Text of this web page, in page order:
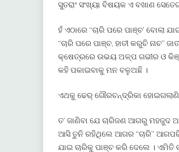
ସୁତରାଂ ସଂଖ୍ୟା ବିଷୟକ ଏ ବଖାଣ
ହଁ ଏଠାରେ “ଚାରି ପରେ ପାଞ୍ଚ’
“ଚାରି ପରେ ପାଞ୍ଚ, ହାତୀ କରୁଚି ନାଚ”
କ୍ଷେତ୍ରରେ ଉଭୟ ଅଳ୍ପ ଗଭୀର ଓ
କହି ପକାଇବାକୁ ମନ ବଳୁଅଛି ।
ଏଥକୁ ଢେର୍ ଗୌରଚନ୍ଦ୍ରିକା ହୋଇଗଲାଣି
ତ’ ଜାଣିବା ଯେ ଚାରିଜଣ ଆଗରୁ ମହଜୁଦ
ଆସି ତୁନି ରହିଥିଲେ ଆଗର “ଚାରି” ଆଗପରି
ଯାଇ ଚାରିକୁ ପାଞ୍ଚ କରି ଦେଲେ । ଏମିତି